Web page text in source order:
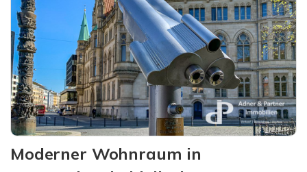
Moderner Wohnraum in